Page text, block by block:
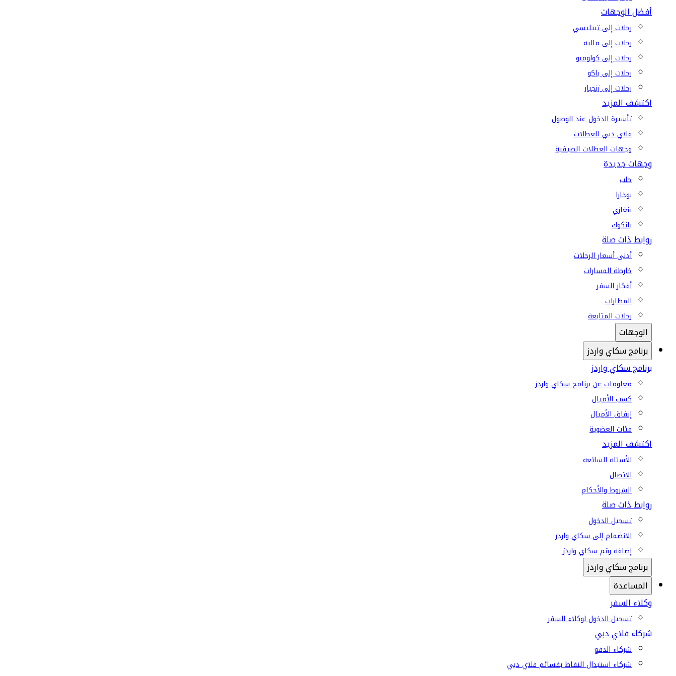
أفضل الوجهات
رحلات إلى تبيليسي
رحلات إلى ماليه
رحلات إلى كولومبو
رحلات إلى باكو
رحلات إلى زنجبار
اكتشف المزيد
تأشيرة الدخول عند الوصول
فلاي دبي للعطلات
وجهات العطلات الصيفية
وجهات جديدة
حلب
بوخارا
بنغازي
بانكوك
روابط ذات صلة
أدنى أسعار الرحلات
خارطة المسارات
أفكار السفر
المطارات
رحلات المتابعة
الوجهات
برنامج سكاي واردز
برنامج سكاي واردز
معلومات عن برنامج سكاي واردز
كسب الأميال
إنفاق الأميال
فئات العضوية
اكتشف المزيد
الأسئلة الشائعة
الاتصال
الشروط والأحكام
روابط ذات صلة
تسجيل الدخول
الانضمام إلى سكاي واردز
إضافة رقم سكاي واردز
برنامج سكاي واردز
المساعدة
وكلاء السفر
تسجيل الدخول لوكلاء السفر
شركاء فلاي دبي
شركاء الدفع
شركاء استبدال النقاط بقسائم فلاي دبي